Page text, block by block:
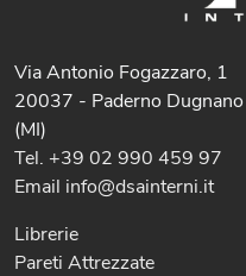
Via Antonio Fogazzaro, 1
20037 - Paderno Dugnano
(MI)
Tel. +39 02 990 459 97
Email info@dsainterni.it
Librerie
Pareti Attrezzate